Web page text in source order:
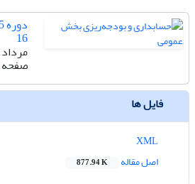
16
مرداد 1403
صفحه
فایل ها
اصل مقاله
877.94 K